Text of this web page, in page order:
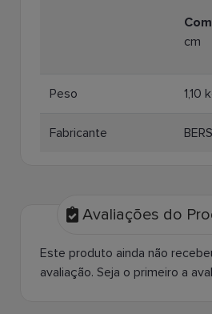
cm
Peso 1,10
Fabricante
Avaliações do
Este produto ainda não
avaliação. Seja o primeiro a